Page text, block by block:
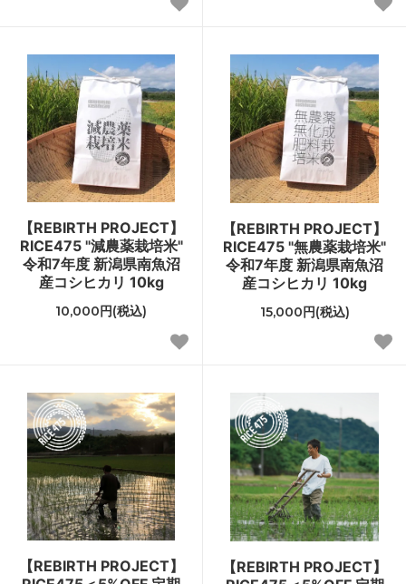
【REBIRTH PROJECT】
RICE475 "減農薬栽培米"
令和7年度 新潟県南魚沼
産コシヒカリ 10kg
10,000円(税込)
【REBIRTH PROJECT】
RICE475 "無農薬栽培米"
令和7年度 新潟県南魚沼
産コシヒカリ 10kg
15,000円(税込)
【REBIRTH PROJECT】
【REBIRTH PROJECT】